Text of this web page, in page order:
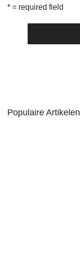
* = required field
Populaire Artikelen